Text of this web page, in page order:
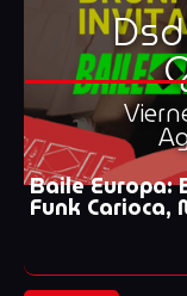
Baile Europa:
Funk Carioca,